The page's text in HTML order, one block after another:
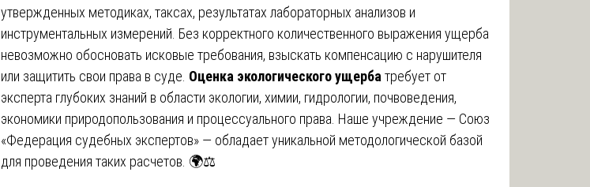
утвержденных методиках, таксах, результатах лабораторных анализов и
инструментальных измерений. Без корректного количественного выражения ущерба
невозможно обосновать исковые требования, взыскать компенсацию с нарушителя
или защитить свои права в суде. Оценка экологического ущерба требует от
эксперта глубоких знаний в области экологии, химии, гидрологии, почвоведения,
экономики природопользования и процессуального права. Наше учреждение — Союз
«Федерация судебных экспертов» — обладает уникальной методологической базой
для проведения таких расчетов. 🌍⚖️